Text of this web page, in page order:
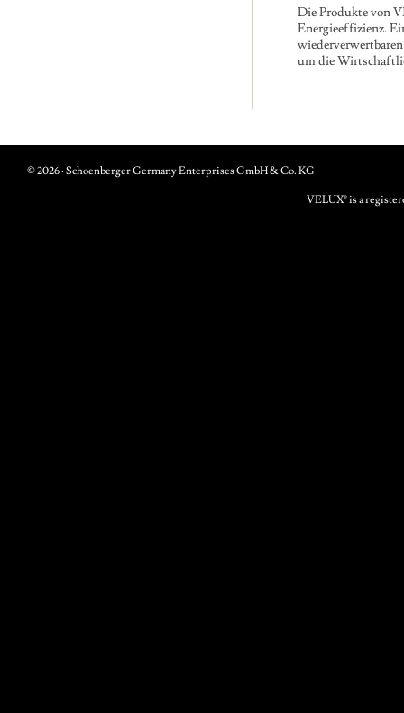
Die Produkte von
Energieeffizienz.
um die
© 2026 · Schoenberger Germany Enterprises GmbH & Co. KG
VELUX® is a